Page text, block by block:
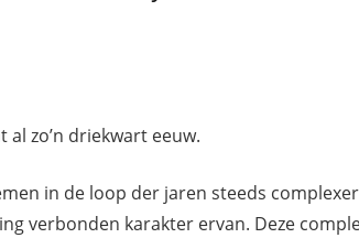
al zo’n driekwart eeuw.
in de loop der jaren steeds
verbonden karakter ervan. Deze